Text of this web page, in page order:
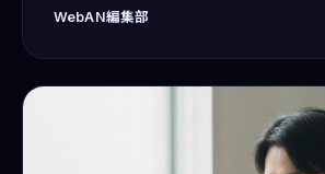
WebAN編集部